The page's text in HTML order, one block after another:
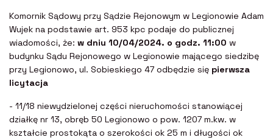
Komornik Sądowy przy Sądzie Rejonowym w Legionowie Adam
Wujek na podstawie art. 953 kpc podaje do publicznej
wiadomości, że: w dniu 10/04/2024. o godz. 11:00 w
budynku Sądu Rejonowego w Legionowie mającego siedzibę
przy Legionowo, ul. Sobieskiego 47 odbędzie się pierwsza
licytacja
- 11/18 niewydzielonej części nieruchomości stanowiącej
działkę nr 13, obręb 50 Legionowo o pow. 1207 m.kw. w
kształcie prostokąta o szerokości ok 25 m i długości ok